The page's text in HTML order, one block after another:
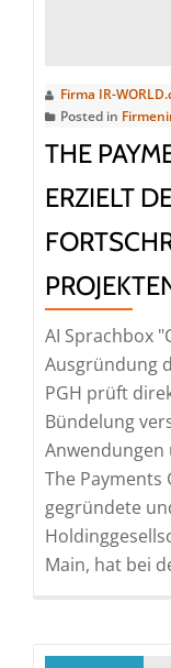
Firma IR-
Posted in
THE
ERZIELT
AI Sprachbox
Ausgründung
PGH prüft
Bündelung
Anwendungen
The Payments
gegründete
Main, hat bei